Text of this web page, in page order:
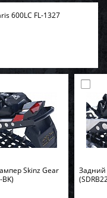
600LC FL-1327
Skinz Gear
Задний